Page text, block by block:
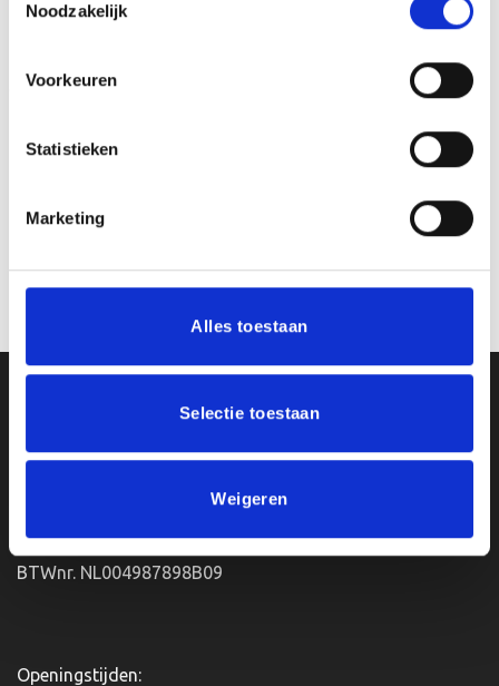
Noodzakelijk
Voorkeuren
Statistieken
Marketing
Alles toestaan
Selectie toestaan
Weigeren
Beeld FG268 (10 cm)
Toevoegen
aan
Beeld RE.007.22.A (12 cm)
Van Zanden Sportprijzen
kvk: 92898432
BTWnr. NL004987898B09
Openingstijden: